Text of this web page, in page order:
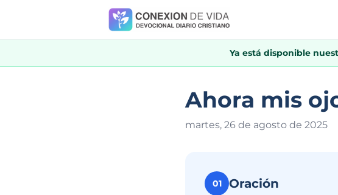
Ya está disponible
Ahora mis
martes, 26 de agosto de 2025
01 Oración